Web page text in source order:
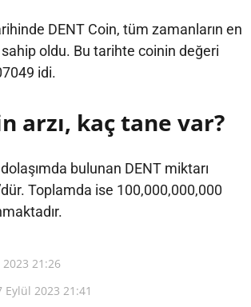
DENT Coin, tüm zamanların en
oldu. Bu tarihte coinin değeri
idi.
arzı, kaç tane var?
bulunan DENT miktarı
Toplamda ise 100,000,000,000
21:26
Eylül 2023 21:41